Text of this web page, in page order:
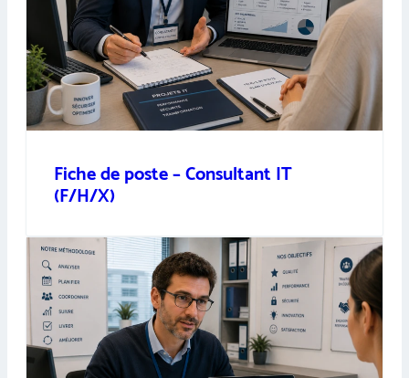
Fiche de poste – Consultant IT
(F/H/X)